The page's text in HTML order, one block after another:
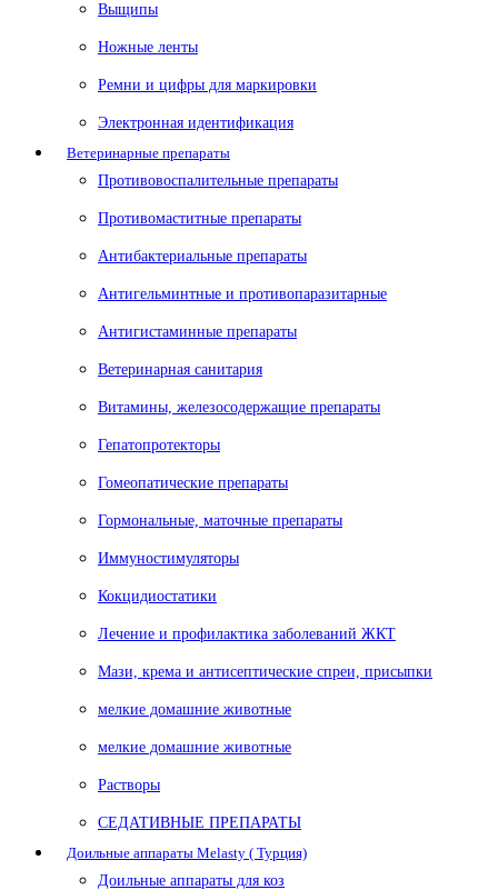
Выщипы
Ножные ленты
Ремни и цифры для маркировки
Электронная идентификация
Ветеринарные препараты
Противовоспалительные препараты
Противомаститные препараты
Антибактериальные препараты
Антигельминтные и противопаразитарные
Антигистаминные препараты
Ветеринарная санитария
Витамины, железосодержащие препараты
Гепатопротекторы
Гомеопатические препараты
Гормональные, маточные препараты
Иммуностимуляторы
Кокцидиостатики
Лечение и профилактика заболеваний ЖКТ
Мази, крема и антисептические спреи, присыпки
мелкие домашние животные
мелкие домашние животные
Растворы
СЕДАТИВНЫЕ ПРЕПАРАТЫ
Доильные аппараты Melasty ( Турция)
Доильные аппараты для коз